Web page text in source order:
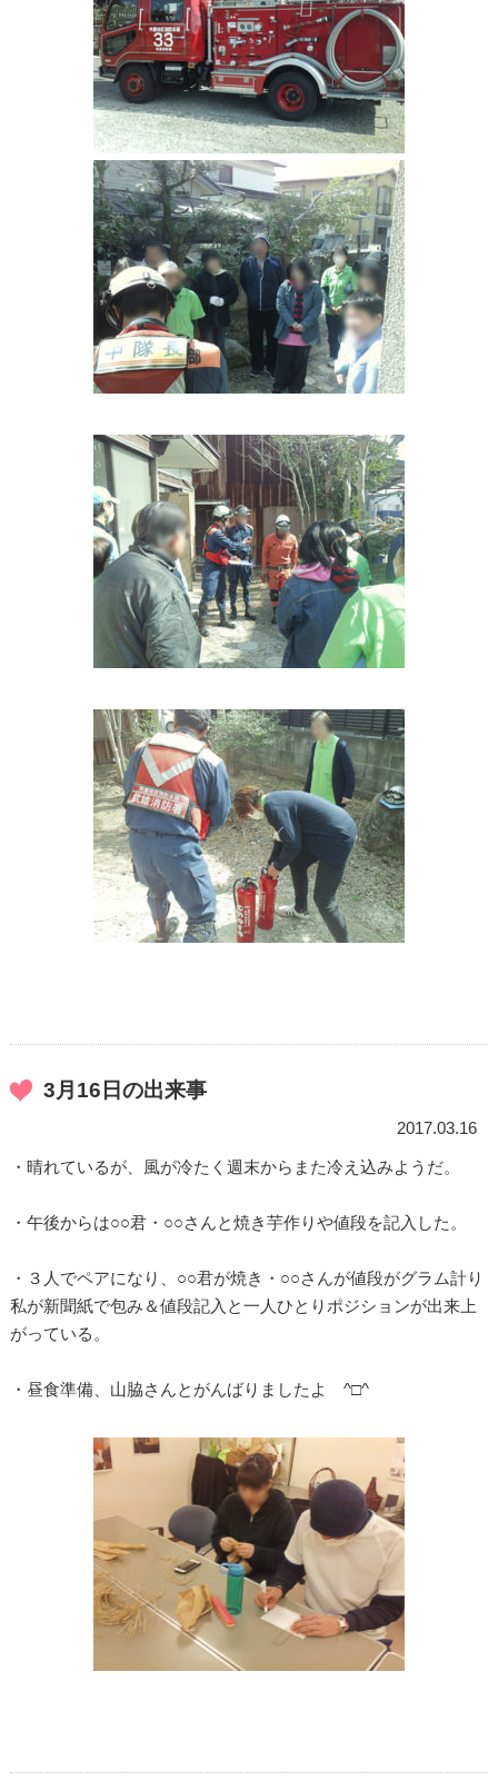
3月16日の出来事
2017.03.16
・晴れているが、風が冷たく週末からまた冷え込みようだ。
・午後からは○○君・○○さんと焼き芋作りや値段を記入した。
・３人でペアになり、○○君が焼き・○○さんが値段がグラム計り
私が新聞紙で包み＆値段記入と一人ひとりポジションが出来上
がっている。
・昼食準備、山脇さんとがんばりましたよ ^□^